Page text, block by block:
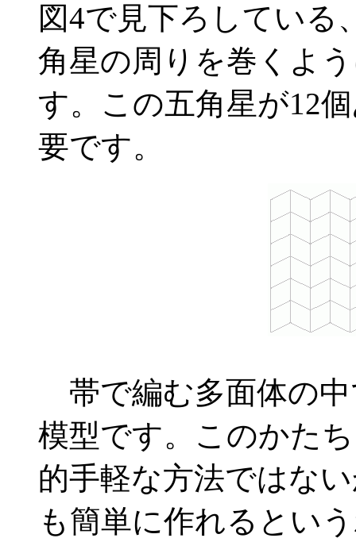
図4で見下ろしている
角星の周りを巻くよ
す。この五角星が12
要です。
帯で編む多面体の
模型です。このかた
的手軽な方法ではな
も簡単に作れるとい